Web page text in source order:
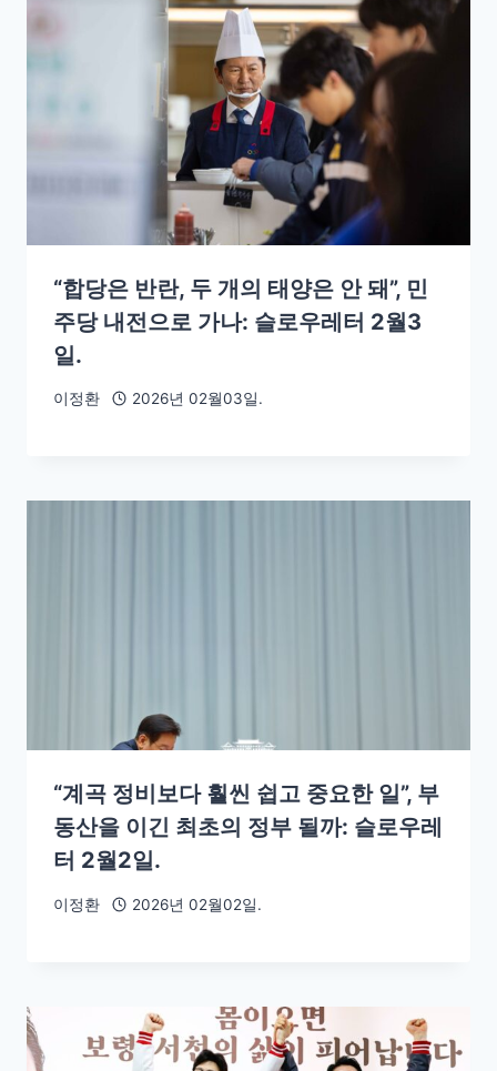
“합당은 반란, 두 개의 태양은 안 돼”, 민
주당 내전으로 가나: 슬로우레터 2월3
일.
이정환 2026년 02월03일.
“계곡 정비보다 훨씬 쉽고 중요한 일”, 부
동산을 이긴 최초의 정부 될까: 슬로우레
터 2월2일.
이정환 2026년 02월02일.